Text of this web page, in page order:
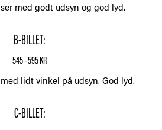
med godt udsyn og god lyd.
B-BILLET:
545 - 595 KR
lidt vinkel på udsyn. God lyd.
C-BILLET: